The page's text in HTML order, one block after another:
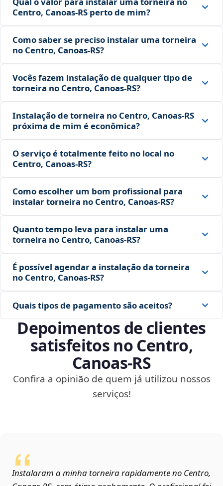
Centro, Canoas‑RS perto de mim?
Como saber se preciso instalar uma torneira
no Centro, Canoas‑RS?
Vocês fazem instalação de qualquer tipo de
torneira no Centro, Canoas‑RS?
Instalação de torneira no Centro, Canoas‑RS
próxima de mim é econômica?
O serviço é totalmente feito no local no
Centro, Canoas‑RS?
Como escolher um bom profissional para
instalar torneira no Centro, Canoas‑RS?
Quanto tempo leva para instalar uma
torneira no Centro, Canoas‑RS?
É possível agendar a instalação da torneira
no Centro, Canoas‑RS?
Quais tipos de pagamento são aceitos?
Depoimentos de clientes
satisfeitos no Centro,
Canoas‑RS
Confira a opinião de quem já utilizou nossos
serviços!
Instalaram a minha torneira rapidamente no Centro,